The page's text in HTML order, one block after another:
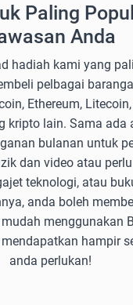
Paling
Anda
hadiah kami yang
pelbagai
Ethereum,
kripto lain. Sama ada
bulanan untuk
dan video atau
teknologi, atau
anda boleh
menggunakan
hampir
anda perlukan!